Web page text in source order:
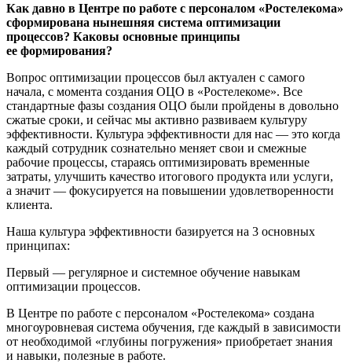
Как давно в Центре по работе с персоналом «Ростелекома»
сформирована нынешняя система оптимизации
процессов? Каковы основные принципы
ее формирования?
Вопрос оптимизации процессов был актуален с самого
начала, с момента создания ОЦО в «Ростелекоме». Все
стандартные фазы создания ОЦО были пройдены в довольно
сжатые сроки, и сейчас мы активно развиваем культуру
эффективности. Культура эффективности для нас — это когда
каждый сотрудник сознательно меняет свои и смежные
рабочие процессы, стараясь оптимизировать временные
затраты, улучшить качество итогового продукта или услуги,
а значит — фокусируется на повышении удовлетворенности
клиента.
Наша культура эффективности базируется на 3 основных
принципах:
Первый — регулярное и системное обучение навыкам
оптимизации процессов.
В Центре по работе с персоналом «Ростелекома» создана
многоуровневая система обучения, где каждый в зависимости
от необходимой «глубины погружения» приобретает знания
и навыки, полезные в работе.